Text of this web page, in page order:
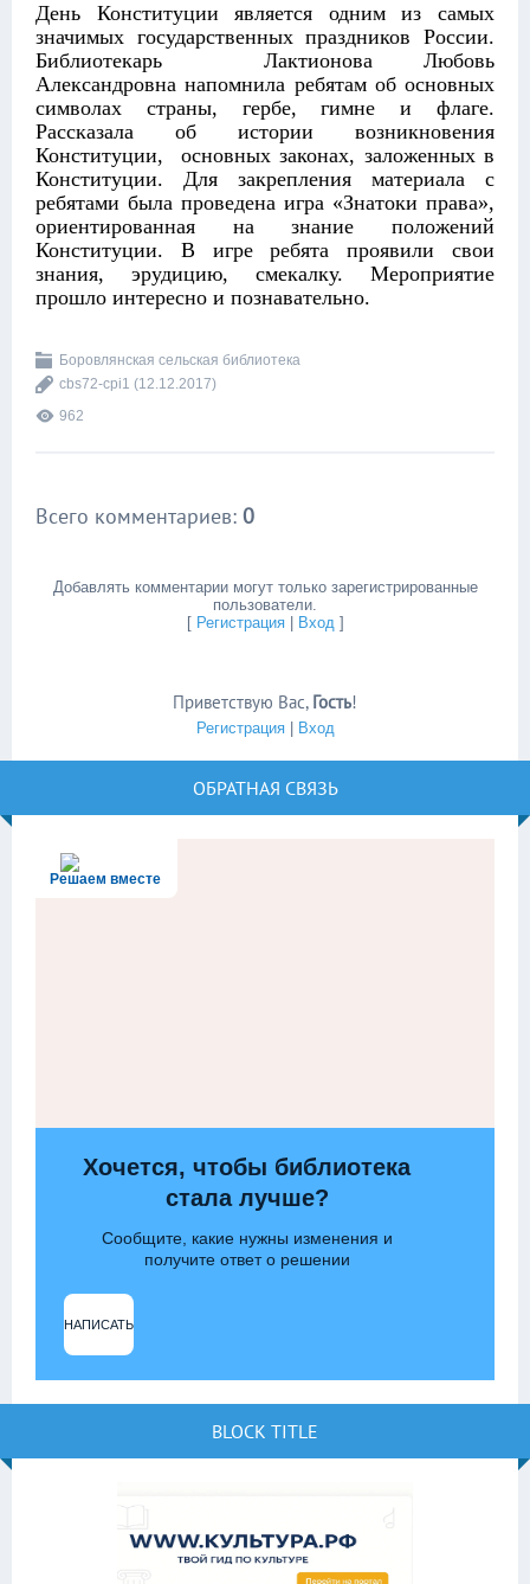
День Конституции является одним из самых
значимых государственных праздников России.
Библиотекарь Лактионова Любовь
Александровна напомнила ребятам об основных
символах страны, гербе, гимне и флаге.
Рассказала об истории возникновения
Конституции, основных законах, заложенных в
Конституции. Для закрепления материала с
ребятами была проведена игра «Знатоки права»,
ориентированная на знание положений
Конституции. В игре ребята проявили свои
знания, эрудицию, смекалку. Мероприятие
прошло интересно и познавательно.
Боровлянская сельская библиотека
cbs72-cpi1 (12.12.2017)
962
Всего комментариев: 0
Добавлять комментарии могут только зарегистрированные
пользователи.
[ Регистрация| Вход]
Приветствую Вас, Гость!
Регистрация| Вход
ОБРАТНАЯ СВЯЗЬ
Решаем вместе
Хочется, чтобы библиотека
стала лучше?
Сообщите, какие нужны изменения и
получите ответ о решении
НАПИСАТЬ
BLOCK TITLE